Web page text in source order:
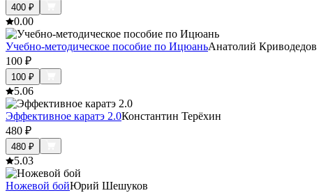
400 ₽
0.00
Учебно-методическое пособие по ИцюаньАнатолий Криводедов
100 ₽
100 ₽
5.06
Эффективное каратэ 2.0Константин Терёхин
480 ₽
480 ₽
5.03
Ножевой бойЮрий Шешуков